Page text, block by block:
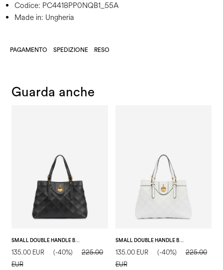
Codice: PC4418PP0NQB1_55A
Made in: Ungheria
PAGAMENTO SPEDIZIONE RESO
Guarda anche
SMALL DOUBLE HANDLE BAG DROP MATELASSÈ FAUX LEATHER NERO/NERO
135.00 EUR (-40%)
225.00
EUR
SMALL DOUBLE HANDLE BAG DROP MATELASSÈ FAUX LEATHER AVORIO/AVORIO
135.00 EUR (-40%)
225.00
EUR